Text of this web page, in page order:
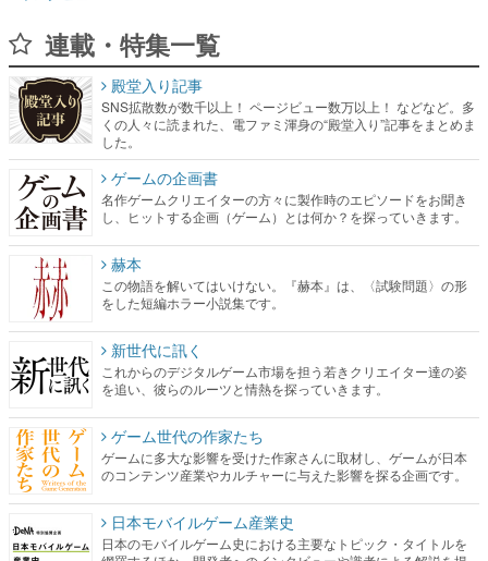
連載・特集一覧
殿堂入り記事
SNS拡散数が数千以上！ ページビュー数万以上！ などなど。多
くの人々に読まれた、電ファミ渾身の“殿堂入り”記事をまとめま
した。
ゲームの企画書
名作ゲームクリエイターの方々に製作時のエピソードをお聞き
し、ヒットする企画（ゲーム）とは何か？を探っていきます。
赫本
この物語を解いてはいけない。『赫本』は、〈試験問題〉の形
をした短編ホラー小説集です。
新世代に訊く
これからのデジタルゲーム市場を担う若きクリエイター達の姿
を追い、彼らのルーツと情熱を探っていきます。
ゲーム世代の作家たち
ゲームに多大な影響を受けた作家さんに取材し、ゲームが日本
のコンテンツ産業やカルチャーに与えた影響を探る企画です。
日本モバイルゲーム産業史
日本のモバイルゲーム史における主要なトピック・タイトルを